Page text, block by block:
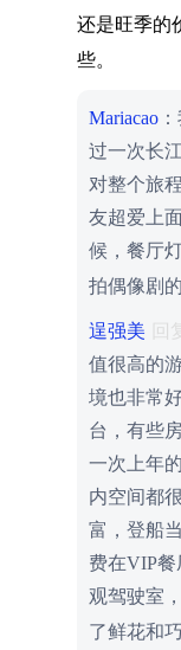
还是旺季的
些。
Mariacao
过一次长
对整个旅
友超爱上
候，餐厅
拍偶像剧
逞强美 回
值很高的
境也非常
台，有些
一次上年
内空间都
富，登船
费在VIP
观驾驶室
了鲜花和